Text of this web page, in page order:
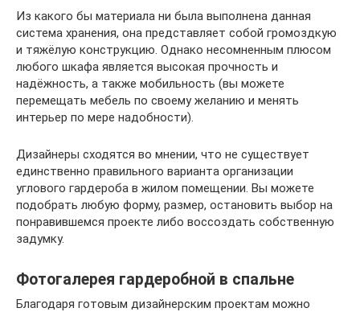
Из какого бы материала ни была выполнена данная
система хранения, она представляет собой громоздкую
и тяжёлую конструкцию. Однако несомненным плюсом
любого шкафа является высокая прочность и
надёжность, а также мобильность (вы можете
перемещать мебель по своему желанию и менять
интерьер по мере надобности).
Дизайнеры сходятся во мнении, что не существует
единственно правильного варианта организации
углового гардероба в жилом помещении. Вы можете
подобрать любую форму, размер, остановить выбор на
понравившемся проекте либо воссоздать собственную
задумку.
Фотогалерея гардеробной в спальне
Благодаря готовым дизайнерским проектам можно